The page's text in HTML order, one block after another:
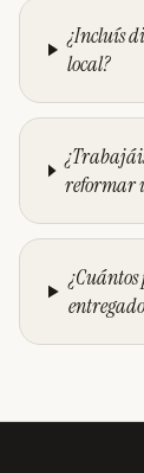
¿Incluís
local?
reformar